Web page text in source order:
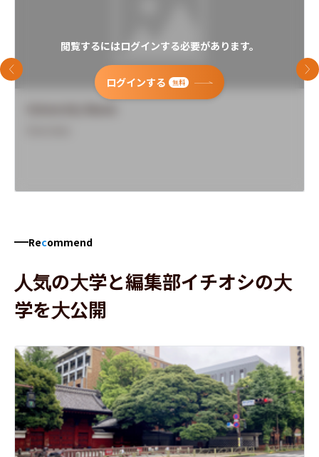
閲覧するにはログインする必要があります。
ログインする 無料
前のスライド 次
Recommend
人気の大学と編集部イチオシの大
学を大公開